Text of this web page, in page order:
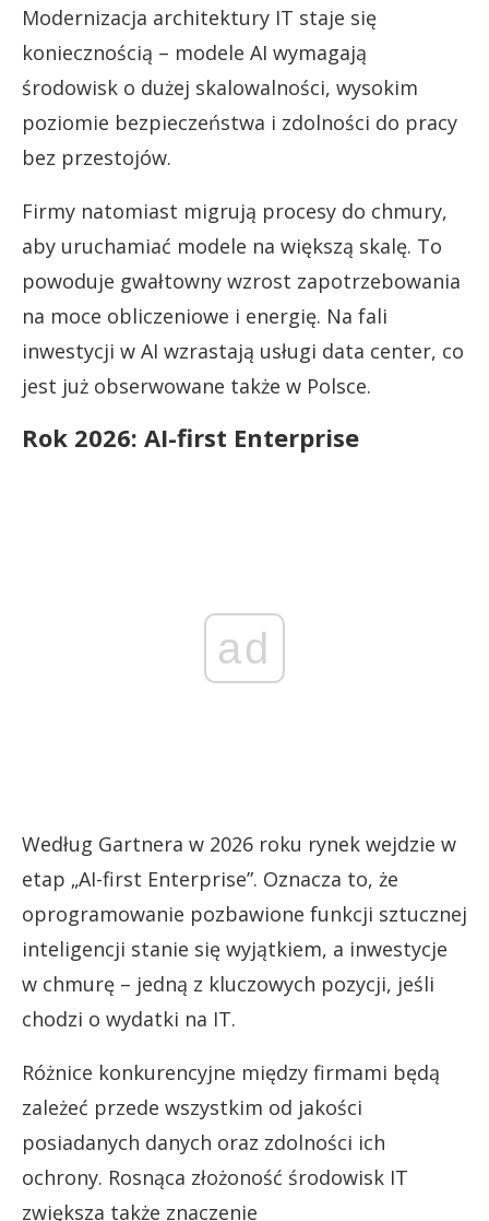
Modernizacja architektury IT staje się
koniecznością – modele AI wymagają
środowisk o dużej skalowalności, wysokim
poziomie bezpieczeństwa i zdolności do pracy
bez przestojów.
Firmy natomiast migrują procesy do chmury,
aby uruchamiać modele na większą skalę. To
powoduje gwałtowny wzrost zapotrzebowania
na moce obliczeniowe i energię. Na fali
inwestycji w AI wzrastają usługi data center, co
jest już obserwowane także w Polsce.
Rok 2026: AI-first Enterprise
ad
Według Gartnera w 2026 roku rynek wejdzie w
etap „AI-first Enterprise”. Oznacza to, że
oprogramowanie pozbawione funkcji sztucznej
inteligencji stanie się wyjątkiem, a inwestycje
w chmurę – jedną z kluczowych pozycji, jeśli
chodzi o wydatki na IT.
Różnice konkurencyjne między firmami będą
zależeć przede wszystkim od jakości
posiadanych danych oraz zdolności ich
ochrony. Rosnąca złożoność środowisk IT
zwiększa także znaczenie